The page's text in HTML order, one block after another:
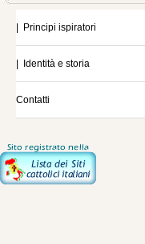
| Principi ispiratori
| Identità e storia
Contatti